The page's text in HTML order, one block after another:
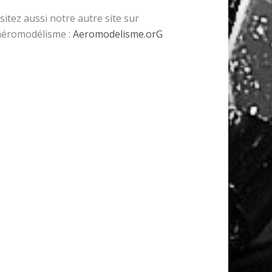
aussi notre autre site sur
: Aeromodelisme.orG